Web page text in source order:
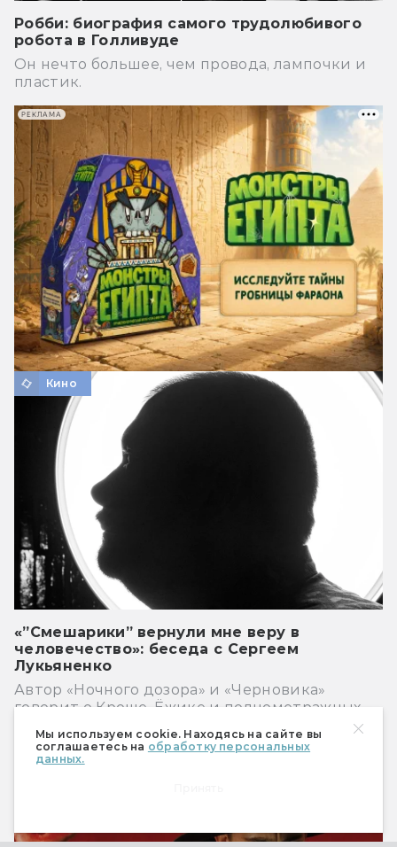
Мы используем cookie. Находясь на сайте вы
соглашаетесь на обработку персональных
данных.
Робби: биография самого трудолюбивого
робота в Голливуде
Он нечто большее, чем провода, лампочки и
пластик.
Кино
«”Смешарики” вернули мне веру в
человечество»: беседа с Сергеем
Лукьяненко
Автор «Ночного дозора» и «Черновика»
говорит о Кроше, Ёжике и полнометражных
Кино
РЕКЛАМА